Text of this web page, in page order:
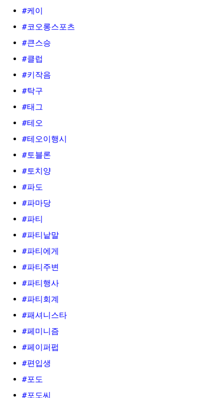
#케이
#코오롱스포츠
#큰스승
#클럽
#키작음
#탁구
#태그
#테오
#테오이행시
#토블론
#토치양
#파도
#파마당
#파티
#파티낱말
#파티에게
#파티주변
#파티행사
#파티회계
#패셔니스타
#페미니즘
#페이퍼펍
#편입생
#포도
#포도씨